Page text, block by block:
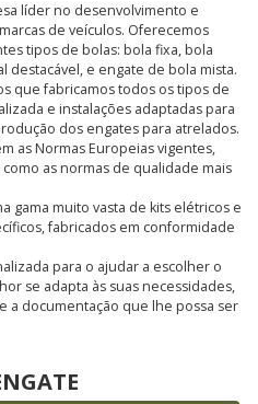
líder no desenvolvimento e
de veículos. Oferecemos
tipos de bolas: bola fixa, bola
destacável, e engate de bola mista.
que fabricamos todos os tipos de
e instalações adaptadas para
dos engates para atrelados.
as Normas Europeias vigentes,
as normas de qualidade mais
gama muito vasta de kits elétricos e
fabricados em conformidade
para o ajudar a escolher o
se adapta às suas necessidades,
a documentação que lhe possa ser